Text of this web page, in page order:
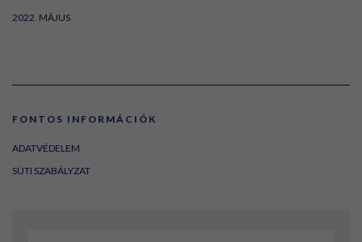
2022. MÁJUS
FONTOS INFORMÁCIÓK
ADATVÉDELEM
SÜTI SZABÁLYZAT